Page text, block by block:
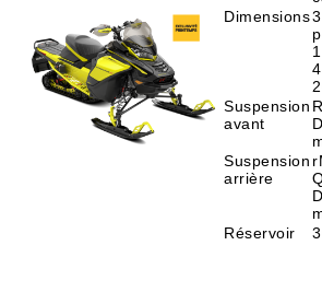
Dimensions
Suspension
avant
Suspension
arrière
Réservoir